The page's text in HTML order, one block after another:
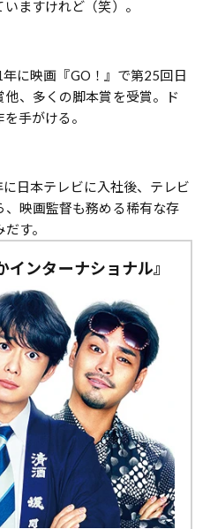
ますけれど（笑）。
に映画『GO！』で第25回日
、多くの脚本賞を受賞。ド
手がける。
日本テレビに入社後、テレビ
、映画監督も務める稀有な存
す。
インターナショナル』